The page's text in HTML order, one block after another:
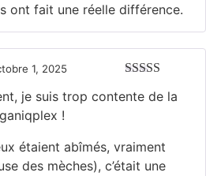
ont fait une réelle différence.
1, 2025
je suis trop contente de la
!
étaient abîmés, vraiment
des mèches), c’était une